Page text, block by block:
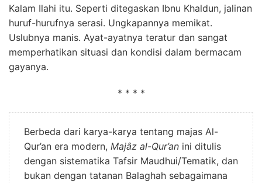
Kalam Ilahi itu. Seperti ditegaskan Ibnu Khaldun, jalinan
huruf-hurufnya serasi. Ungkapannya memikat.
Uslubnya manis. Ayat-ayatnya teratur dan sangat
memperhatikan situasi dan kondisi dalam bermacam
gayanya.
* * * *
Berbeda dari karya-karya tentang majas Al-
Qur’an era modern, Majâz al-Qur’an ini ditulis
dengan sistematika Tafsir Maudhui/Tematik, dan
bukan dengan tatanan Balaghah sebagaimana